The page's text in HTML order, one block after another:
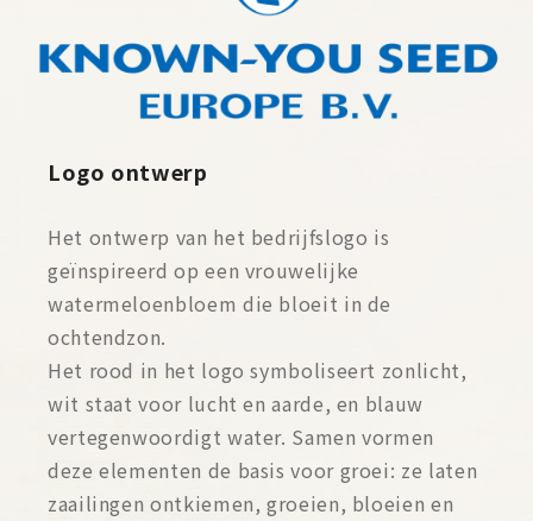
Logo ontwerp
Het ontwerp van het bedrijfslogo is
geïnspireerd op een vrouwelijke
watermeloenbloem die bloeit in de
ochtendzon.
Het rood in het logo symboliseert zonlicht,
wit staat voor lucht en aarde, en blauw
vertegenwoordigt water. Samen vormen
deze elementen de basis voor groei: ze laten
zaailingen ontkiemen, groeien, bloeien en